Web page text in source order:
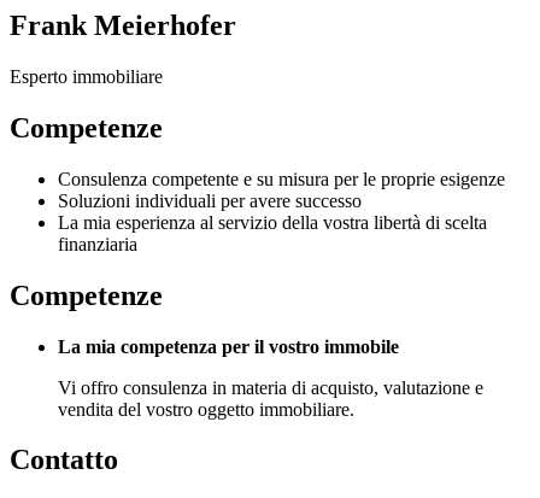
Frank Meierhofer
Esperto immobiliare
Competenze
Consulenza competente e su misura per le proprie esigenze
Soluzioni individuali per avere successo
La mia esperienza al servizio della vostra libertà di scelta
finanziaria
Competenze
La mia competenza per il vostro immobile
Vi offro consulenza in materia di acquisto, valutazione e
vendita del vostro oggetto immobiliare.
Contatto